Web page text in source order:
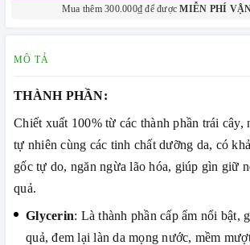
Mua thêm 300.000₫ để đượcMIỄN PHÍ
MÔ TẢ
THÀNH PHẦN:
Chiết xuất 100% từ các thành phần trái cây,
tự nhiên cùng các tinh chất dưỡng da, có
gốc tự do, ngăn ngừa lão hóa, giúp gìn giữ
quả.
Glycerin: Là thành phần cấp ẩm nổi bật,
quả, đem lại làn da mọng nước, mềm